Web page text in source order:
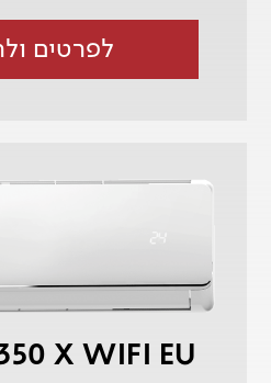
לפרטים
X WIFI EU